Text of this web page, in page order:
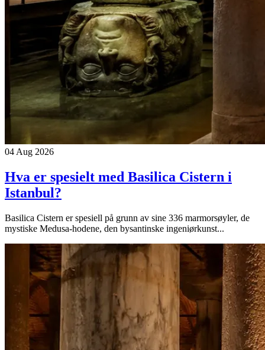
04 Aug 2026
Hva er spesielt med Basilica Cistern i
Istanbul?
Basilica Cistern er spesiell på grunn av sine 336 marmorsøyler, de
mystiske Medusa-hodene, den bysantinske ingeniørkunst...